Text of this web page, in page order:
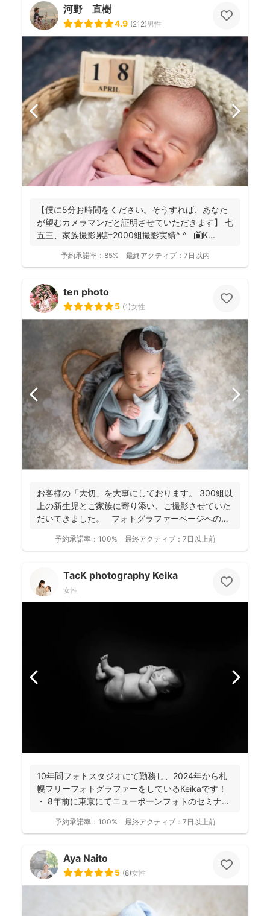
河野 直樹
4.9 (212)男性
【僕に5分お時間をください。そうすれば、あなた
が望むカメラマンだと証明させていただきます】 七
五三、家族撮影累計2000組撮影実績^ ^ 📺K...
予約承諾率： 85% 最終アクティブ： 7日以内
ten photo
5 (1)女性
お客様の「大切」を大事にしております。 300組以
上の新生児とご家族に寄り添い、ご撮影させていた
だいてきました。 フォトグラファーページへの
予約承諾率： 100% 最終アクティブ： 7日以上前
TacK photography Keika
女性
10年間フォトスタジオにて勤務し、2024年から札
幌フリーフォトグラファーをしているKeikaです！
・ 8年前に東京にてニューボーンフォトのセミナ
予約承諾率： 100% 最終アクティブ： 7日以上前
Aya Naito
5 (8)女性